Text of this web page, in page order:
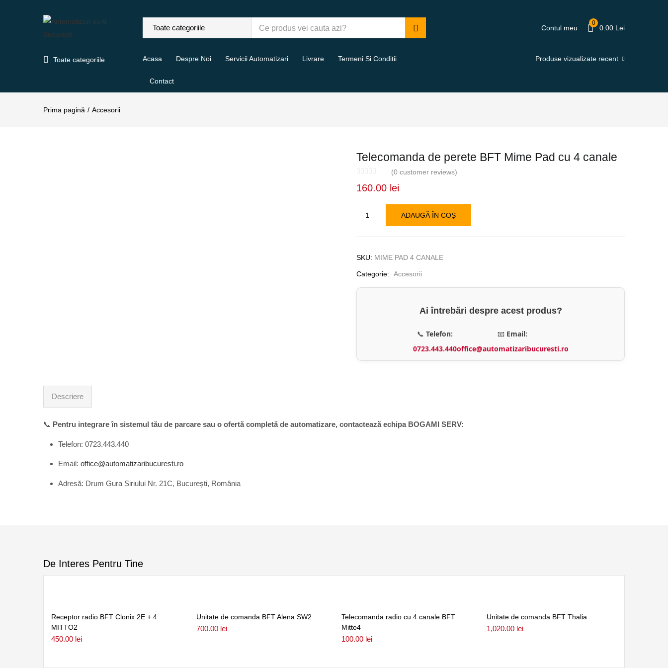
Contul meu
0
0.00 Lei
Toate categoriile Acasa Despre Noi Servicii Automatizari Livrare Termeni Si Conditii
Contact
Produse vizualizate recent
Prima pagină Accesorii
Telecomanda de perete BFT Mime Pad cu 4 canale
(0 customer reviews)
160.00 lei
de
BFT
Mime
Pad
ADAUGĂ ÎN COȘ
SKU: MIME PAD 4 CANALE
Categorie: Accesorii
Ai întrebări despre acest produs?
📞 Telefon:
0723.443.440
📧 Email:
office@automatizaribucuresti.ro
Descriere
📞 Pentru integrare în sistemul tău de parcare sau o ofertă completă de automatizare, contactează echipa BOGAMI SERV:
Telefon: 0723.443.440
Email: office@automatizaribucuresti.ro
Adresă: Drum Gura Siriului Nr. 21C, București, România
De Interes Pentru Tine
Receptor radio BFT Clonix 2E + 4
MITTO2
450.00 lei
Unitate de comanda BFT Alena SW2
700.00 lei
Telecomanda radio cu 4 canale BFT
Mitto4
100.00 lei
Unitate de comanda BFT Thalia
1,020.00 lei